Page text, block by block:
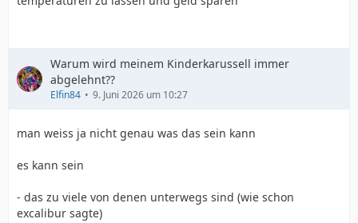
Warum wird meinem Kinderkarussell immer
abgelehnt??
Elfin84 9. Juni 2026 um 10:27
man weiss ja nicht genau was das sein kann
es kann sein
- das zu viele von denen unterwegs sind (wie schon
excalibur sagte)